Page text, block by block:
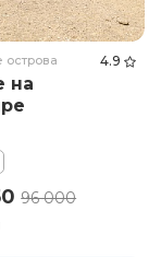
острова 4.9
на
96 000